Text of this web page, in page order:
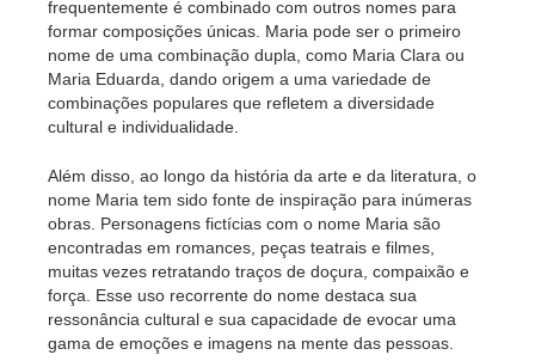
frequentemente é combinado com outros nomes para
formar composições únicas. Maria pode ser o primeiro
nome de uma combinação dupla, como Maria Clara ou
Maria Eduarda, dando origem a uma variedade de
combinações populares que refletem a diversidade
cultural e individualidade.
Além disso, ao longo da história da arte e da literatura, o
nome Maria tem sido fonte de inspiração para inúmeras
obras. Personagens fictícias com o nome Maria são
encontradas em romances, peças teatrais e filmes,
muitas vezes retratando traços de doçura, compaixão e
força. Esse uso recorrente do nome destaca sua
ressonância cultural e sua capacidade de evocar uma
gama de emoções e imagens na mente das pessoas.